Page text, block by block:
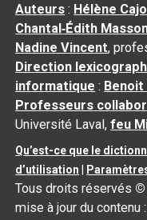
Auteurs : Hélène
Chantal‑Édith
Nadine Vincent,
Direction
informatique :
Professeurs
Université Laval,feu
Qu’est-ce que le
d’utilisation
Tous droits réservés ©
mise à jour du contenu